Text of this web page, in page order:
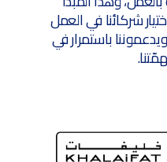
شركائنا في العمل
باستمرار في